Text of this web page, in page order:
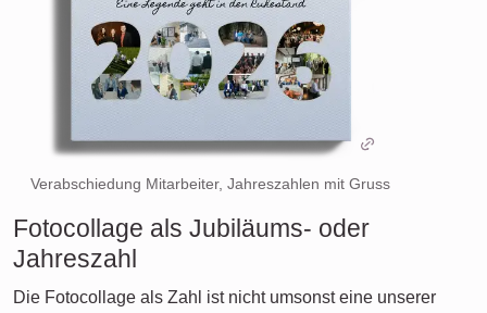
Verabschiedung Mitarbeiter, Jahreszahlen mit Gruss
Fotocollage als Jubiläums- oder
Jahreszahl
Die Fotocollage als Zahl ist nicht umsonst eine unserer